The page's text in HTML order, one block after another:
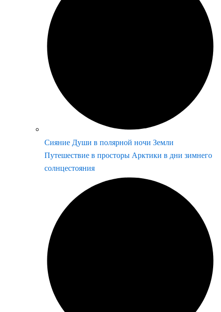
Сияние Души в полярной ночи Земли
Путешествие в просторы Арктики в дни зимнего
солнцестояния